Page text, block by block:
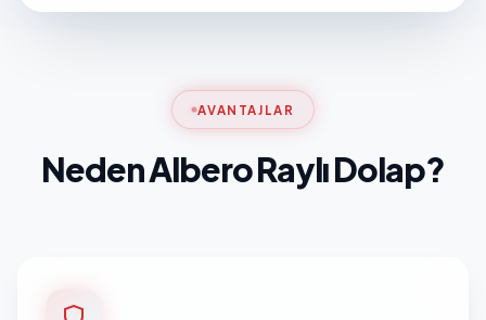
AVANTAJLAR
Neden Albero Raylı Dolap?